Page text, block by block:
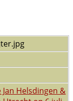
Helsdingen &